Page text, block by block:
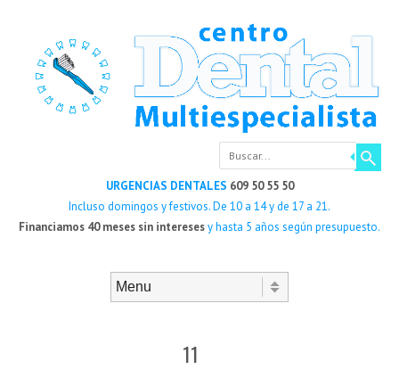
Buscar
URGENCIAS DENTALES 609 50 55 50
Incluso domingos y festivos. De 10 a 14 y de 17 a 21.
Financiamos 40 meses sin interesesy hasta 5 años según presupuesto.
11